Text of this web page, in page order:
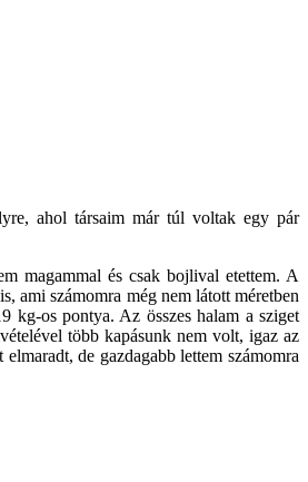
ahol társaim már túl voltak egy pár
magammal és csak bojlival etettem. A
ami számomra még nem látott méretben
kg-os pontya. Az összes halam a sziget
több kapásunk nem volt, igaz az
de gazdagabb lettem számomra